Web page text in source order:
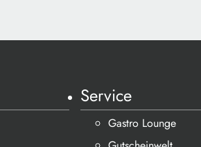
Service
Gastro Lounge